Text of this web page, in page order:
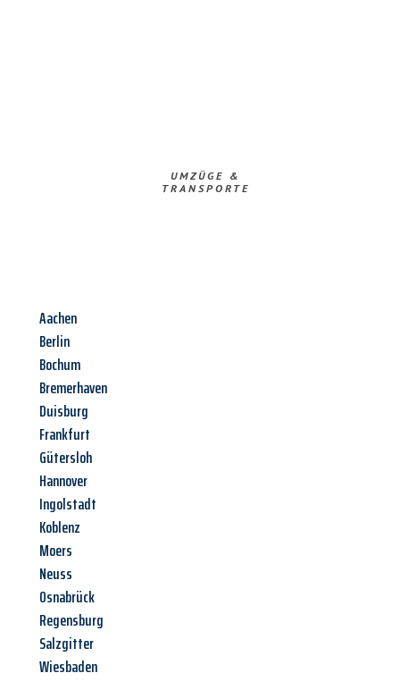
UMZÜGE &
TRANSPORTE
Aachen
Berlin
Bochum
Bremerhaven
Duisburg
Frankfurt
Gütersloh
Hannover
Ingolstadt
Koblenz
Moers
Neuss
Osnabrück
Regensburg
Salzgitter
Wiesbaden